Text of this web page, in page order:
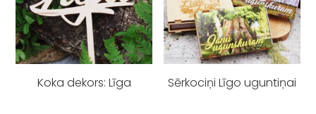
Koka dekors: Līga Sērkociņi Līgo uguntiņai